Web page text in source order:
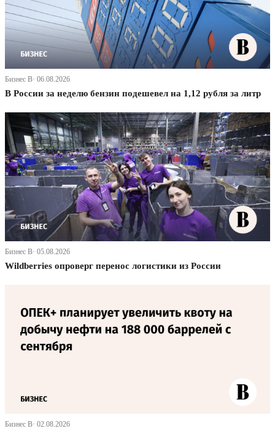
Бизнес В· 06.08.2026
В России за неделю бензин подешевел на 1,12 рубля за литр
Бизнес В· 05.08.2026
Wildberries опроверг перенос логистики из России
Бизнес В· 02.08.2026